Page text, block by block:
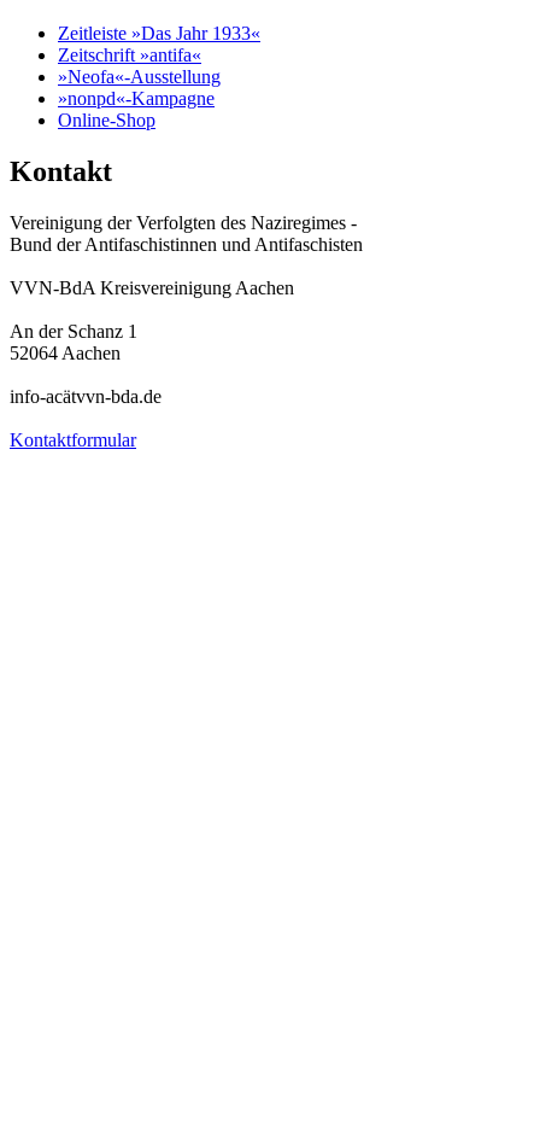
Zeitleiste »Das Jahr 1933«
Zeitschrift »antifa«
»Neofa«-Ausstellung
»nonpd«-Kampagne
Online-Shop
Kontakt
Vereinigung der Verfolgten des Naziregimes -
Bund der Antifaschistinnen und Antifaschisten
VVN-BdA Kreisvereinigung Aachen
An der Schanz 1
52064 Aachen
info-acätvvn-bda.de
Kontaktformular